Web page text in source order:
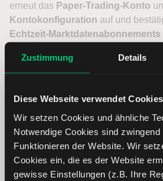
Zustimmung Details
Diese Webseite verwendet Cookies
Wir setzen Cookies und ähnliche
Notwendige Cookies sind
Funktionieren der Website. Wir
Cookies ein, die es der Website
gewisse Einstellungen (z.B. Ihre
erneut das Paper-Trading-Konto
Kontokonfiguration auf und
Echtzeit-
Nachdem Sie Ihre Auswahl
Häufig gestellte
Kann ich mich mit meinem